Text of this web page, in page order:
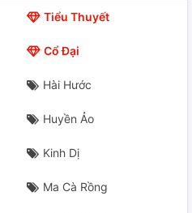
Tiểu Thuyết
Cổ Đại
Hài Hước
Huyền Ảo
Kinh Dị
Ma Cà Rồng